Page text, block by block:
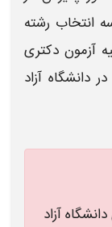
انتخاب رشته
آزمون دکتری
در دانشگاه آزاد
آزاد